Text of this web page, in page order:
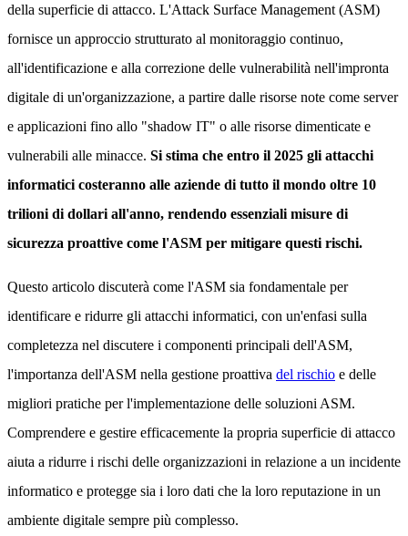
della superficie di attacco. L'Attack Surface Management (ASM)
fornisce un approccio strutturato al monitoraggio continuo,
all'identificazione e alla correzione delle vulnerabilità nell'impronta
digitale di un'organizzazione, a partire dalle risorse note come server
e applicazioni fino allo "shadow IT" o alle risorse dimenticate e
vulnerabili alle minacce. Si stima che entro il 2025 gli attacchi
informatici costeranno alle aziende di tutto il mondo oltre 10
trilioni di dollari all'anno, rendendo essenziali misure di
sicurezza proattive come l'ASM per mitigare questi rischi.
Questo articolo discuterà come l'ASM sia fondamentale per
identificare e ridurre gli attacchi informatici, con un'enfasi sulla
completezza nel discutere i componenti principali dell'ASM,
l'importanza dell'ASM nella gestione proattiva del rischio e delle
migliori pratiche per l'implementazione delle soluzioni ASM.
Comprendere e gestire efficacemente la propria superficie di attacco
aiuta a ridurre i rischi delle organizzazioni in relazione a un incidente
informatico e protegge sia i loro dati che la loro reputazione in un
ambiente digitale sempre più complesso.